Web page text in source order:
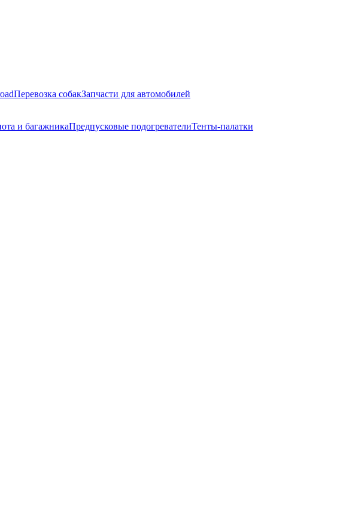
Перевозка собакЗапчасти для автомобилей
и багажникаПредпусковые подогревателиТенты-палатки